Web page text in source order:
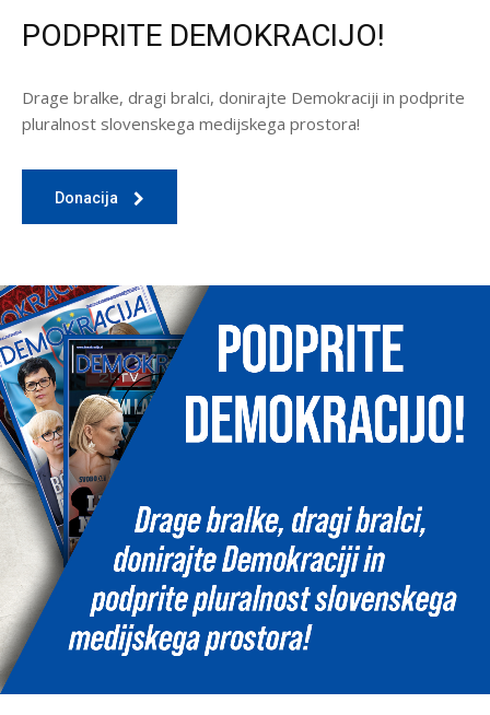
PODPRITE DEMOKRACIJO!
Drage bralke, dragi bralci, donirajte Demokraciji in podprite
pluralnost slovenskega medijskega prostora!
Donacija